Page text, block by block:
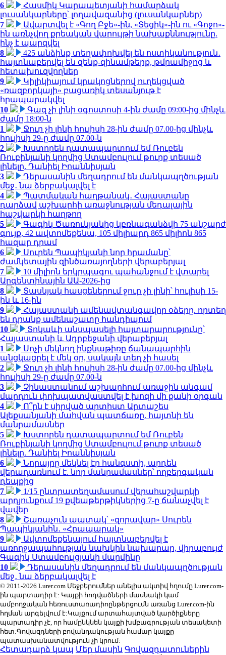
6
Հասմիկ Կարապետյանի համարձակ
լուսանկարները՝ լողավազանից (լուսանկարներ)
7
Ավարտվել է «Գող Բջե»-ին, «Տեցիկ»-ին ու «Գոջո»-
ին առնչվող քրեական վարույթի նախաքննությունը.
ինչ է պարզվել
8
425 անձինք տեղափոխվել են ոստիկանություն․
հայտնաբերվել են զենք-զինամթերք, թմրամիջոց և
հետախուզվողներ
9
Կիլիկիայում կրակոցներով ուղեկցված
«ռազբորկայի» բացառիկ տեսանյութ է
հրապարակվել
10
Գազ չի լինի օգոստոսի 4-ին ժամը 09:00-ից մինչև
ժամը 18:00-ն
1
Ջուր չի լինի հուլիսի 28-ին ժամը 07.00-ից մինչև
հուլիսի 29-ը ժամը 07.00-ն
2
Խստորեն դատապարտում եմ Ռուբեն
Ռուբինյանի կողմից Ստամբուլում թուրք տեսած
լինելը. Դանիել Իոաննիսյան
3
Դերասանին մեղադրում են մանկապղծության
մեջ․ նա ձերբակալվել է
4
Պատմական հաղթանակ․ Հայաստանը
դարձավ աշխարհի առաջնության մեդալային
հաշվարկի հաղթող
5
Գագիկ Ծառուկյանից կբռնագանձվի 75 անշարժ
գույք, 42 ավտոմեքենա, 105 միլիարդ 865 միլիոն 865
հազար դրամ
6
Սուրեն Պապիկյանի նոր հրամանը՝
ժամկետային զինծառայողների վերաբերյալ
7
10 միլիոն երկրպագու պահանջում է վտարել
Արգենտինային ԱԱ-2026-ից
8
Տասնյակ հասցեներում ջուր չի լինի՝ հուլիսի 15-
ին և 16-ին
9
Հայաստանի ամենավտանգավոր օձերը. որտեղ
են դրանք ամենաշատը հանդիպում
10
Տոկաևի անսպասելի հայտարարությունը՝
Հայաստանի և Ադրբեջանի վերաբերյալ
1
Սոչի մեկնող ինքնաթիռը ճանապարհին
անցկացրել է մեկ օր, սակայն տեղ չի հասել
2
Ջուր չի լինի հուլիսի 28-ին ժամը 07.00-ից մինչև
հուլիսի 29-ը ժամը 07.00-ն
3
Չինաստանում աշխարհում առաջին անգամ
մարդուն փոխպատվաստվել է խոզի մի քանի օրգան
4
Ո՞րն է սիրված արտիստ Արտաշես
Ալեքսանյանի մահվան պատճառը. հայտնի են
մանրամասներ
5
Խստորեն դատապարտում եմ Ռուբեն
Ռուբինյանի կողմից Ստամբուլում թուրք տեսած
լինելը. Դանիել Իոաննիսյան
6
Նորայրը մեկնել էր հանգստի, արդեն
վերադառնում է. նոր մանրամասներ՝ ողբերգական
դեպքից
7
1/15 ընտրատեղամասում վերահաշվարկի
արդյունքում 19 քվեաթերթիկներից 7-ը ճանաչվել է
վավեր
8
Շառաչուն ապտակ՝ «զորավար» Սուրեն
Պապիկյանին․ «Հրապարակ»
9
Ավտոմեքենայում հայտնաբերվել է
առողջապահության նախկին նախարար, վիրաբույժ
Գագիկ Ստամբուլցյանի մարմինը
10
Դերասանին մեղադրում են մանկապղծության
մեջ․ նա ձերբակալվել է
© 2011-2026 Lurer.com Մեջբերումներ անելիս ակտիվ հղումը Lurer.com-
ին պարտադիր է: Կայքի հոդվածների մասնակի կամ
ամբողջական հեռուստառադիոընթերցումն առանց Lurer.com-ին
հղման արգելվում է:Կայքում արտահայտված կարծիքները
պարտադիր չէ, որ համընկնեն կայքի խմբագրության տեսակետի
հետ:Գովազդների բովանդակության համար կայքը
պատասխանատվություն չի կրում:
Հետադարձ կապ Մեր մասին Գովազդատուներին